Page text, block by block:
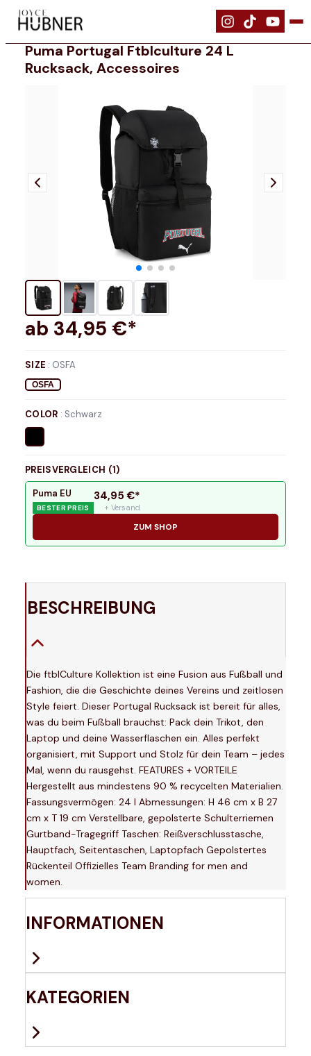
| Ausrüstung PUMA Portugal ftblCulture 24 l Rucksack,
Puma Portugal Ftblculture 24 L
Rucksack, Accessoires
ab 34,95 €*
SIZE : OSFA
OSFA
COLOR : Schwarz
PREISVERGLEICH (1)
Puma EU
BESTER PREIS
34,95 €*
+ Versand
ZUM SHOP
BESCHREIBUNG
Die ftblCulture Kollektion ist eine Fusion aus Fußball und
Fashion, die die Geschichte deines Vereins und zeitlosen
Style feiert. Dieser Portugal Rucksack ist bereit für alles,
was du beim Fußball brauchst: Pack dein Trikot, den
Laptop und deine Wasserflaschen ein. Alles perfekt
organisiert, mit Support und Stolz für dein Team – jedes
Mal, wenn du rausgehst. FEATURES + VORTEILE
Hergestellt aus mindestens 90 % recycelten Materialien.
Fassungsvermögen: 24 l Abmessungen: H 46 cm x B 27
cm x T 19 cm Verstellbare, gepolsterte Schulterriemen
Gurtband-Tragegriff Taschen: Reißverschlusstasche,
Hauptfach, Seitentaschen, Laptopfach Gepolstertes
Rückenteil Offizielles Team Branding for men and
women.
INFORMATIONEN
KATEGORIEN